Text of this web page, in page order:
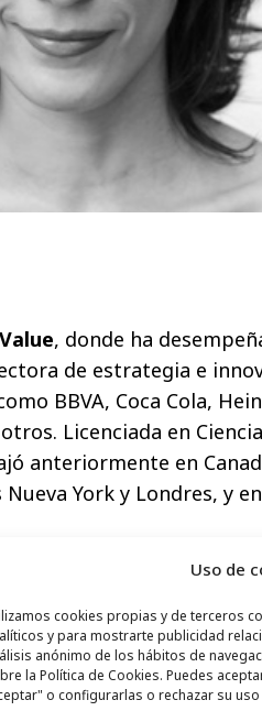
Uso de
cookies propias y de terceros
y para mostrarte publicidad
anónimo de los hábitos de
la Política de Cookies. Puedes
o configurarlas o rechazar su
, donde ha
de estrategia e
BBVA, Coca Cola,
Licenciada en
anteriormente en
York y Londres, y en
de Tapsa,
agencia desde 1997,
al cliente